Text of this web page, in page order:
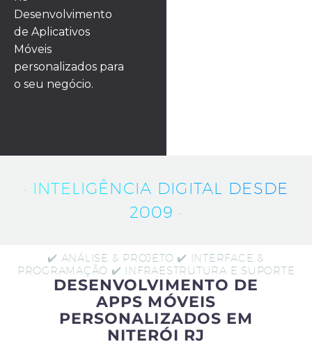
Desenvolvimento
de Aplicativos
Móveis
personalizados para
o seu negócio.
· INTELIGÊNCIA DIGITAL DESDE
2009 ·
✔️ ANÁLISE & PROJETO ✔️ INTERFACE &
PROGRAMAÇÃO ✔️ INFRAESTRUTURA E SUPORTE
DESENVOLVIMENTO DE
APPS MÓVEIS
PERSONALIZADOS EM
NITERÓI RJ